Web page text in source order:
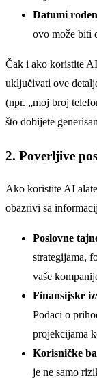
Datumi
ovo može biti
Čak i ako koristite
uključivati ove
(npr. „moj broj
što dobijete
2. Poverljive
Ako koristite AI
obazrivi sa
Poslovne
strategijama,
vaše
Finansijske
Podaci o
projekcijama
Korisničke
je ne samo